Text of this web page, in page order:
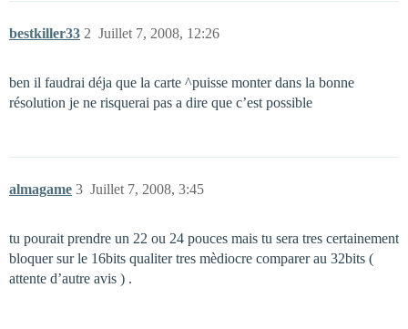
bestkiller33 Juillet 7, 2008, 12:26
2
ben il faudrai déja que la carte ^puisse monter dans la bonne
résolution je ne risquerai pas a dire que c’est possible
almagame Juillet 7, 2008, 3:45
3
tu pourait prendre un 22 ou 24 pouces mais tu sera tres certainement
bloquer sur le 16bits qualiter tres mèdiocre comparer au 32bits (
attente d’autre avis ) .